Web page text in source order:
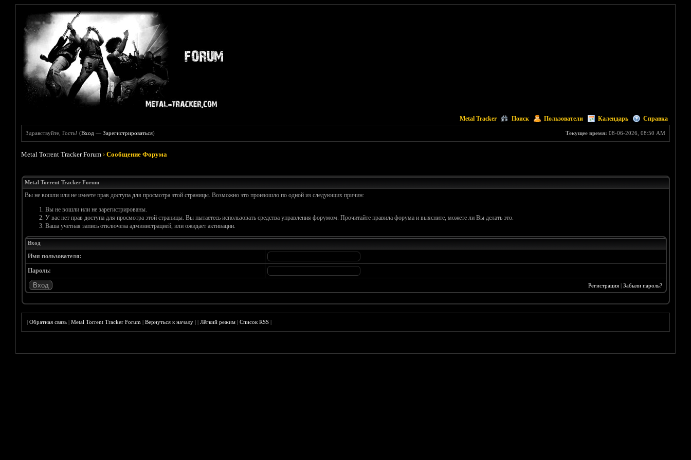
Metal Tracker Поиск Пользователи Календарь Справка
Текущее время: 08-06-2026, 08:50 AM
Здравствуйте, Гость! (Вход —Зарегистрироваться)
Metal Torrent Tracker Forum ›Сообщение Форума
Metal Torrent Tracker Forum
Вы не вошли или не имеете прав доступа для просмотра этой страницы. Возможно это произошло по одной из следующих причин:
Вы не вошли или не зарегистрированы.
У вас нет прав доступа для просмотра этой страницы. Вы пытаетесь использовать средства управления форумом. Прочитайте правила форума и выясните, можете ли Вы делать это.
Ваша учетная запись отключена администрацией, или ожидает активации.
Вход
Имя пользователя:
Пароль:
Регистрация| Забыли пароль?
|Обратная связь |Metal Torrent Tracker Forum |Вернуться к началу ||Лёгкий режим |Список RSS |